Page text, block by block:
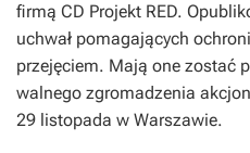
firmą CD Projekt RED.
uchwał pomagających
przejęciem. Mają one zostać
walnego zgromadzenia
29 listopada w Warszawie.